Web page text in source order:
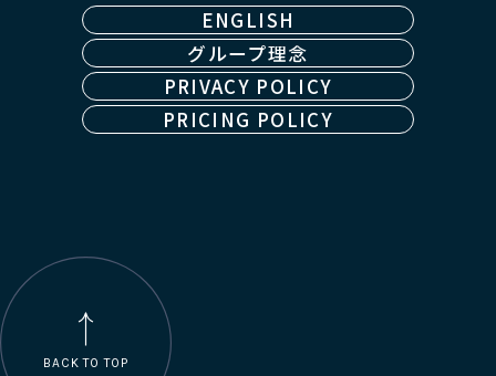
ENGLISH
グループ理念
PRIVACY POLICY
PRICING POLICY
BACK TO TOP